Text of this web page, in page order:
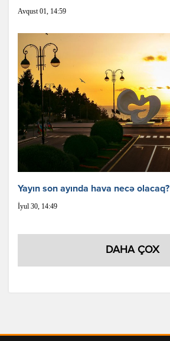
Avqust 01, 14:59
Yayın son ayında hava necə olacaq?
İyul 30, 14:49
DAHA ÇOX